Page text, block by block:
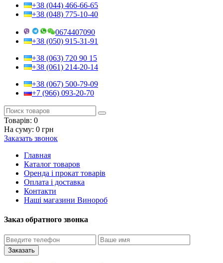
+38 (044) 466-66-65
+38 (048) 775-10-40
0674407090
+38 (050) 915-31-91
+38 (063) 720 90 15
+38 (061) 214-20-14
+38 (067) 500-79-09
+7 (966) 093-20-70
Товарів: 0
На суму: 0 грн
Заказать звонок
Главная
Каталог товаров
Оренда і прокат товарів
Оплата і доставка
Контакти
Наші магазини Винороб
Заказ обратного звонка